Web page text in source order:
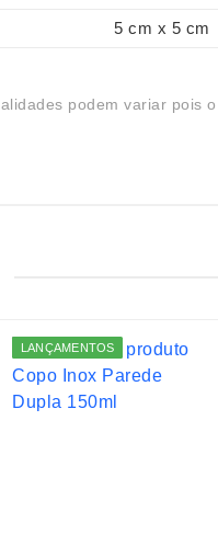
5 cm x 5 cm
podem variar pois
LANÇAMENTOS